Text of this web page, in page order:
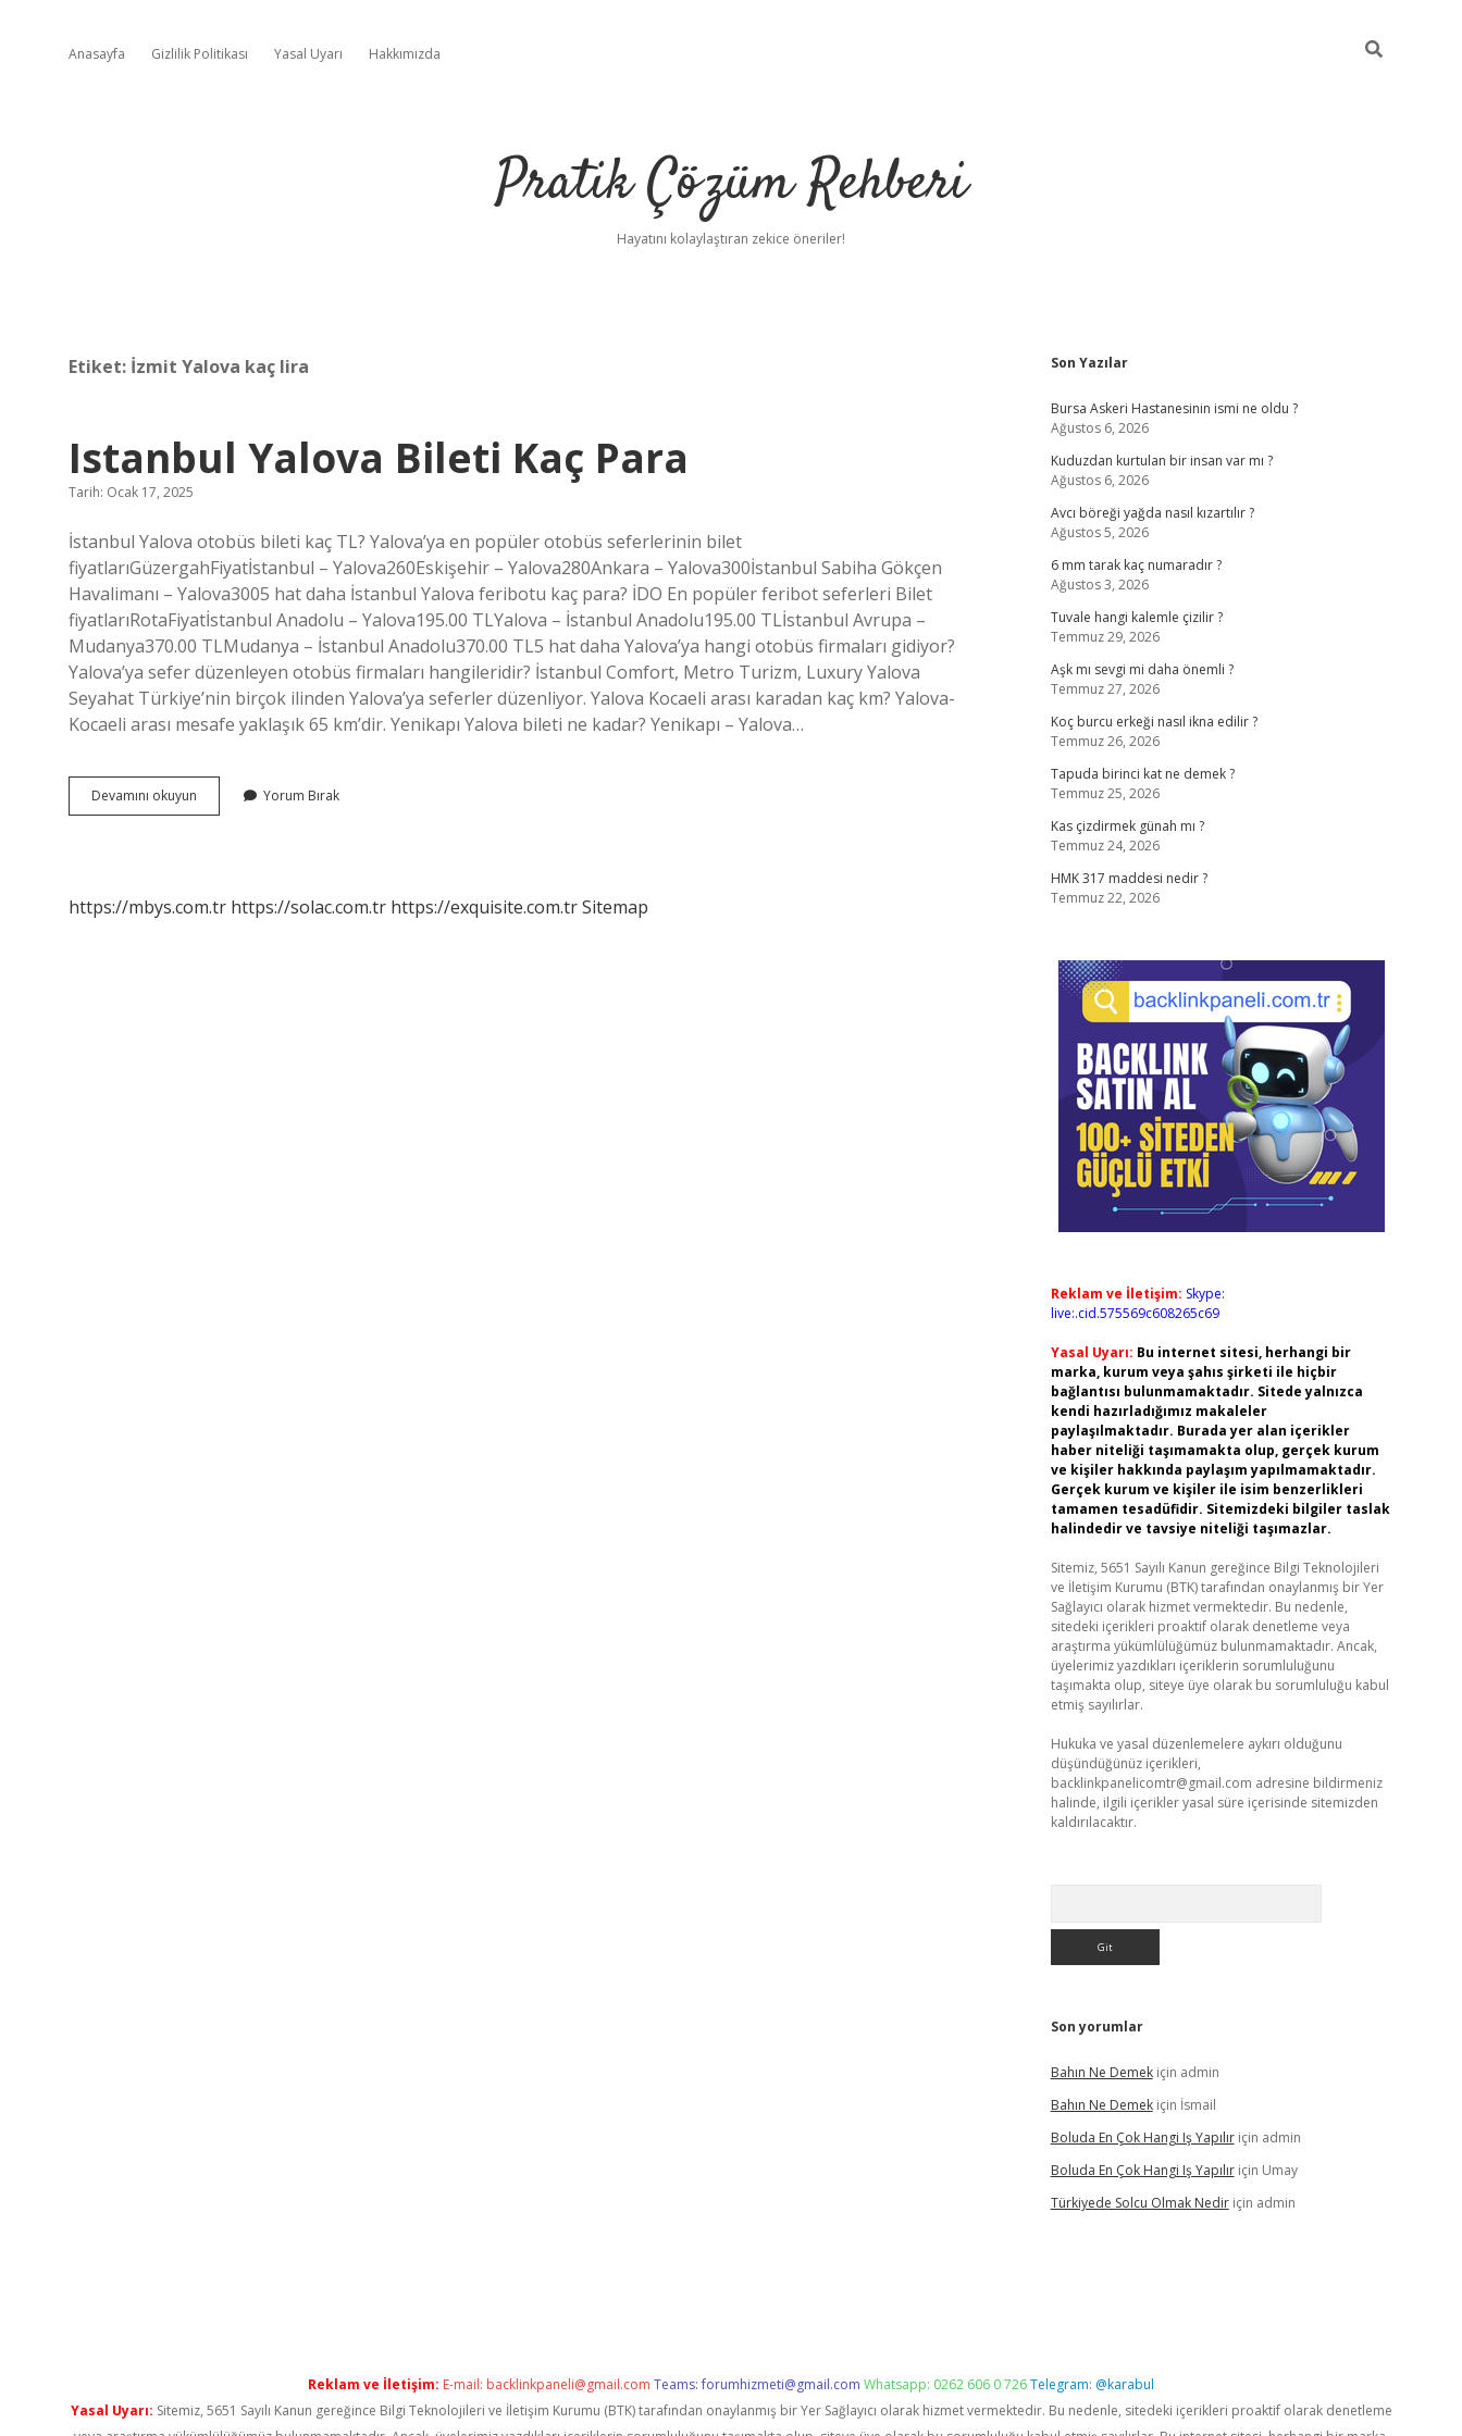
Anasayfa Gizlilik Politikası Yasal Uyarı Hakkımızda
Pratik Çözüm Rehberi
Hayatını kolaylaştıran zekice öneriler!
Etiket: İzmit Yalova kaç lira
Istanbul Yalova Bileti Kaç Para
Tarih: Ocak 17, 2025
İstanbul Yalova otobüs bileti kaç TL? Yalova’ya en popüler otobüs seferlerinin bilet
fiyatlarıGüzergahFiyatİstanbul – Yalova260Eskişehir – Yalova280Ankara – Yalova300İstanbul Sabiha Gökçen
Havalimanı – Yalova3005 hat daha İstanbul Yalova feribotu kaç para? İDO En popüler feribot seferleri Bilet
fiyatlarıRotaFiyatİstanbul Anadolu – Yalova195.00 TLYalova – İstanbul Anadolu195.00 TLİstanbul Avrupa –
Mudanya370.00 TLMudanya – İstanbul Anadolu370.00 TL5 hat daha Yalova’ya hangi otobüs firmaları gidiyor?
Yalova’ya sefer düzenleyen otobüs firmaları hangileridir? İstanbul Comfort, Metro Turizm, Luxury Yalova
Seyahat Türkiye’nin birçok ilinden Yalova’ya seferler düzenliyor. Yalova Kocaeli arası karadan kaç km? Yalova-
Kocaeli arası mesafe yaklaşık 65 km’dir. Yenikapı Yalova bileti ne kadar? Yenikapı – Yalova…
Devamını okuyun Istanbul
Yalova
Yorum Bırak
https://mbys.com.tr https://solac.com.tr https://exquisite.com.trSitemap
Sidebar
Son Yazılar
Bursa Askeri Hastanesinin ismi ne oldu ?
Ağustos 6, 2026
Kuduzdan kurtulan bir insan var mı ?
Ağustos 6, 2026
Avcı böreği yağda nasıl kızartılır ?
Ağustos 5, 2026
6 mm tarak kaç numaradır ?
Ağustos 3, 2026
Tuvale hangi kalemle çizilir ?
Temmuz 29, 2026
Aşk mı sevgi mi daha önemli ?
Temmuz 27, 2026
Koç burcu erkeği nasıl ikna edilir ?
Temmuz 26, 2026
Tapuda birinci kat ne demek ?
Temmuz 25, 2026
Kas çizdirmek günah mı ?
Temmuz 24, 2026
HMK 317 maddesi nedir ?
Temmuz 22, 2026
Reklam ve İletişim: Skype:
live:.cid.575569c608265c69
Yasal Uyarı: Bu internet sitesi, herhangi bir
marka, kurum veya şahıs şirketi ile hiçbir
bağlantısı bulunmamaktadır. Sitede yalnızca
kendi hazırladığımız makaleler
paylaşılmaktadır. Burada yer alan içerikler
haber niteliği taşımamakta olup, gerçek kurum
ve kişiler hakkında paylaşım yapılmamaktadır.
Gerçek kurum ve kişiler ile isim benzerlikleri
tamamen tesadüfidir. Sitemizdeki bilgiler taslak
halindedir ve tavsiye niteliği taşımazlar.
Sitemiz, 5651 Sayılı Kanun gereğince Bilgi Teknolojileri
ve İletişim Kurumu (BTK) tarafından onaylanmış bir Yer
Sağlayıcı olarak hizmet vermektedir. Bu nedenle,
sitedeki içerikleri proaktif olarak denetleme veya
araştırma yükümlülüğümüz bulunmamaktadır. Ancak,
üyelerimiz yazdıkları içeriklerin sorumluluğunu
taşımakta olup, siteye üye olarak bu sorumluluğu kabul
etmiş sayılırlar.
Hukuka ve yasal düzenlemelere aykırı olduğunu
düşündüğünüz içerikleri,
backlinkpanelicomtr@gmail.com adresine bildirmeniz
halinde, ilgili içerikler yasal süre içerisinde sitemizden
kaldırılacaktır.
Son yorumlar
Bahın Ne Demekiçin admin
Bahın Ne Demekiçin İsmail
Boluda En Çok Hangi Iş Yapılıriçin admin
Boluda En Çok Hangi Iş Yapılıriçin Umay
Türkiyede Solcu Olmak Nediriçin admin
Reklam ve İletişim: E-mail: backlinkpaneli@gmail.com Teams:forumhizmeti@gmail.com Whatsapp: 0262 606 0 726Telegram: @karabul
Yasal Uyarı: Sitemiz, 5651 Sayılı Kanun gereğince Bilgi Teknolojileri ve İletişim Kurumu (BTK) tarafından onaylanmış bir Yer Sağlayıcı olarak hizmet vermektedir. Bu nedenle, sitedeki içerikleri proaktif olarak denetleme